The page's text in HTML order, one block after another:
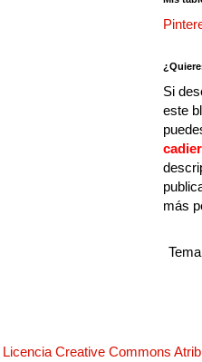
Si
este
más
Licencia Creative Commons